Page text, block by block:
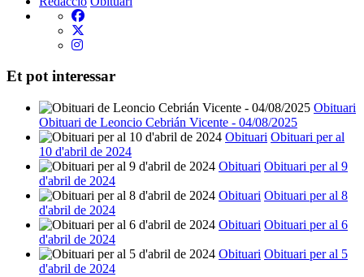
Et pot interessar
Obituari
Obituari de Leoncio Cebrián Vicente - 04/08/2025
Obituari Obituari per al
10 d'abril de 2024
Obituari Obituari per al 9
d'abril de 2024
Obituari Obituari per al 8
d'abril de 2024
Obituari Obituari per al 6
d'abril de 2024
Obituari Obituari per al 5
d'abril de 2024